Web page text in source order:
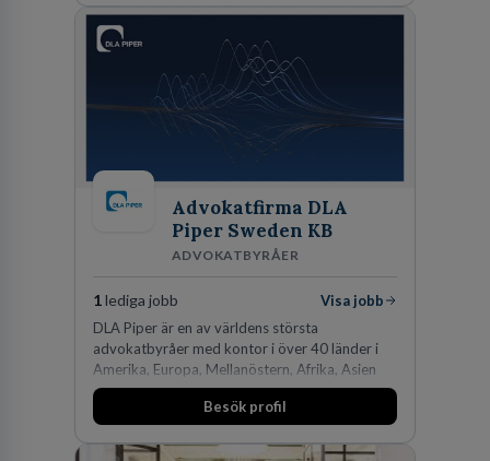
Advokatfirma DLA
Piper Sweden KB
ADVOKATBYRÅER
1lediga jobb
Visa jobb
DLA Piper är en av världens största
advokatbyråer med kontor i över 40 länder i
Amerika, Europa, Mellanöstern, Afrika, Asien
och Oceanien. Vi är specialister inom
affärsjuridikens alla områden och vi har några
fler än 450 jurister på fem kontor i Stockholm,
Besök profil